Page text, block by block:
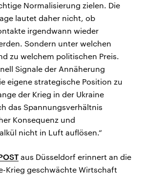
Normalisierung zielen. Die
lautet daher nicht, ob
irgendwann wieder
Sondern unter welchen
zu welchem politischen Preis.
Signale der Annäherung
eigene strategische Position zu
der Krieg in der Ukraine
das Spannungsverhältnis
Konsequenz und
nicht in Luft auflösen.“
aus Düsseldorf erinnert an die
Krieg geschwächte Wirtschaft